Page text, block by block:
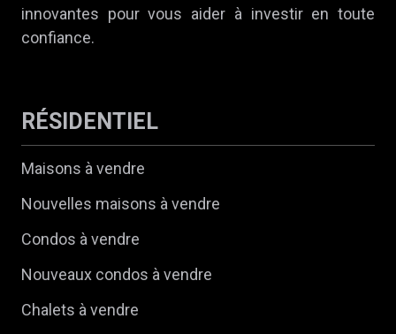
innovantes pour vous aider à investir en toute
confiance.
RÉSIDENTIEL
Maisons à vendre
Nouvelles maisons à vendre
Condos à vendre
Nouveaux condos à vendre
Chalets à vendre